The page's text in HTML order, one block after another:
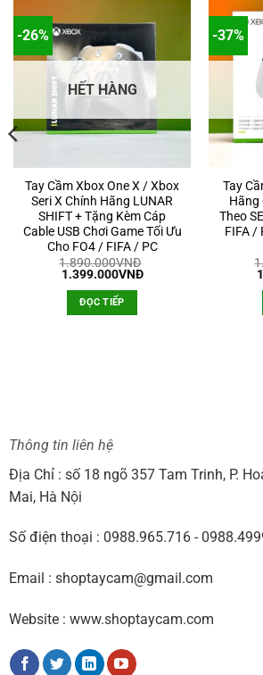
-26%
HẾT HÀNG
Tay Cầm Xbox One X / Xbox
Seri X Chính Hãng LUNAR
SHIFT + Tặng Kèm Cáp
Cable USB Chơi Game Tối Ưu
Cho FO4 / FIFA / PC
1.890.000VNĐ
Giá
1.890.000VNĐ.
1.399.000VNĐGiá
ĐỌC TIẾP
-37%
Tay
Hãng
Theo
FIFA /
Thông tin liên hệ
Địa Chỉ : số 18 ngõ 357 Tam Trinh, P.
Mai, Hà Nội
Số điện thoại : 0988.965.716 -
Email : shoptaycam@gmail.com
Website : www.shoptaycam.com